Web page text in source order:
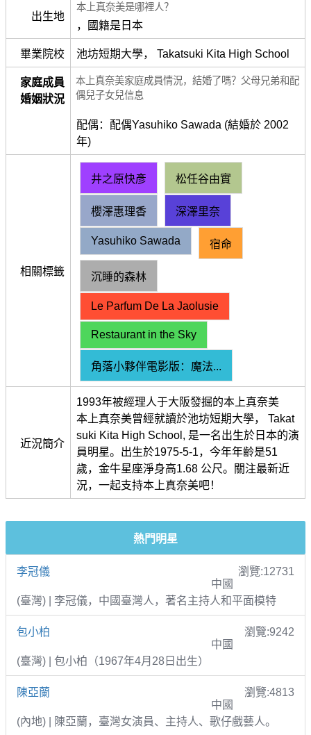
出生地
本上真奈美是哪裡人？
，國籍是日本
畢業院校 池坊短期大學， Takatsuki Kita High School
家庭成員
婚姻狀況
本上真奈美家庭成員情況，結婚了嗎？父母兄弟和配
偶兒子女兒信息
配偶：配偶Yasuhiko Sawada (結婚於 2002
年)
相關標籤
井之原快彥 松任谷由實
櫻澤惠理香 深澤里奈
Yasuhiko Sawada 宿命
沉睡的森林
Le Parfum De La Jaolusie
Restaurant in the Sky
角落小夥伴電影版：魔法...
近況簡介
1993年被經理人于大阪發掘的本上真奈美
本上真奈美曾經就讀於池坊短期大學， Takat
suki Kita High School, 是一名出生於日本的演
員明星。出生於1975-5-1，今年年齡是51
歲，金牛星座淨身高1.68 公尺。關注最新近
況，一起支持本上真奈美吧！
熱門明星
李冠儀
瀏覽:12731
中國
(臺灣) | 李冠儀，中國臺灣人，著名主持人和平面模特
包小柏
瀏覽:9242
中國
(臺灣) | 包小柏（1967年4月28日出生）
陳亞蘭
瀏覽:4813
中國
(內地) | 陳亞蘭，臺灣女演員、主持人、歌仔戲藝人。